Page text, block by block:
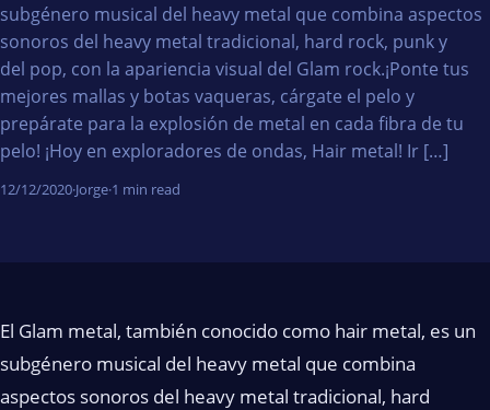
subgénero musical del heavy metal que combina aspectos
sonoros del heavy metal tradicional, hard rock, punk y
del pop, con la apariencia visual del Glam rock.¡Ponte tus
mejores mallas y botas vaqueras, cárgate el pelo y
prepárate para la explosión de metal en cada fibra de tu
pelo! ¡Hoy en exploradores de ondas, Hair metal! Ir […]
12/12/2020·Jorge·1 min read
El Glam metal, también conocido como hair metal, es un
subgénero musical del heavy metal que combina
aspectos sonoros del heavy metal tradicional, hard